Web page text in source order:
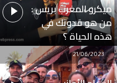
ميكرو المغرب بريس :
من هو قدوتك في
هذه الحياة ؟
21/06/2023